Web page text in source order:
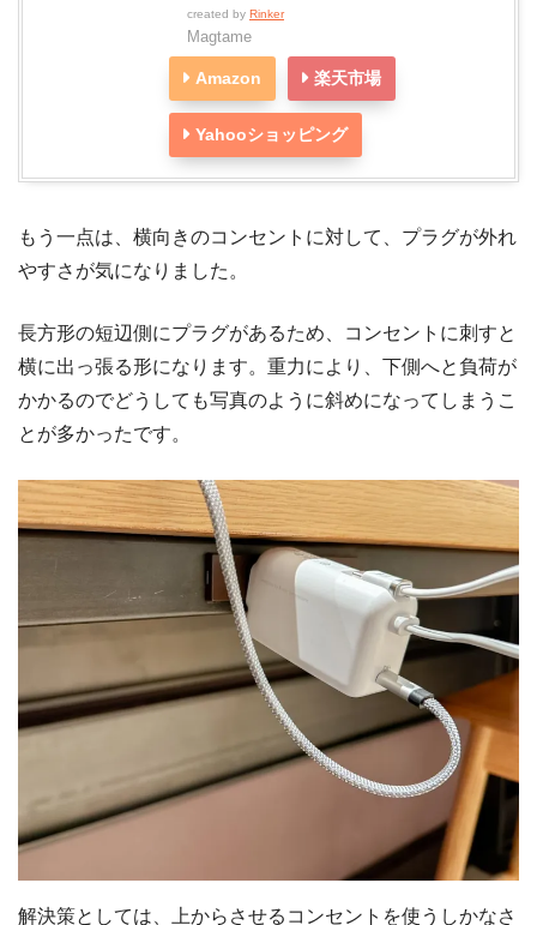
created by Rinker
Magtame
Amazon 楽天市場
Yahooショッピング
もう一点は、横向きのコンセントに対して、プラグが外れ
やすさが気になりました。
長方形の短辺側にプラグがあるため、コンセントに刺すと
横に出っ張る形になります。重力により、下側へと負荷が
かかるのでどうしても写真のように斜めになってしまうこ
とが多かったです。
解決策としては、上からさせるコンセントを使うしかなさ